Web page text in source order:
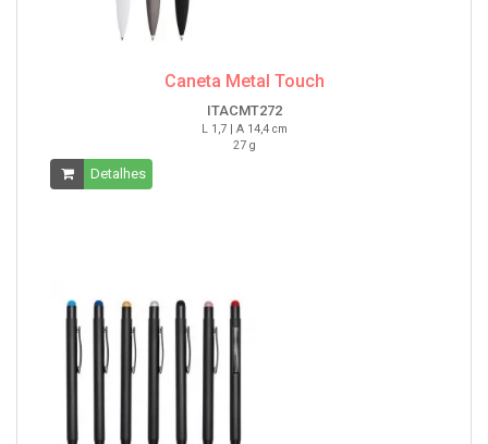
Caneta Metal Touch
ITACMT272
L 1,7 | A 14,4 cm
27 g
Detalhes